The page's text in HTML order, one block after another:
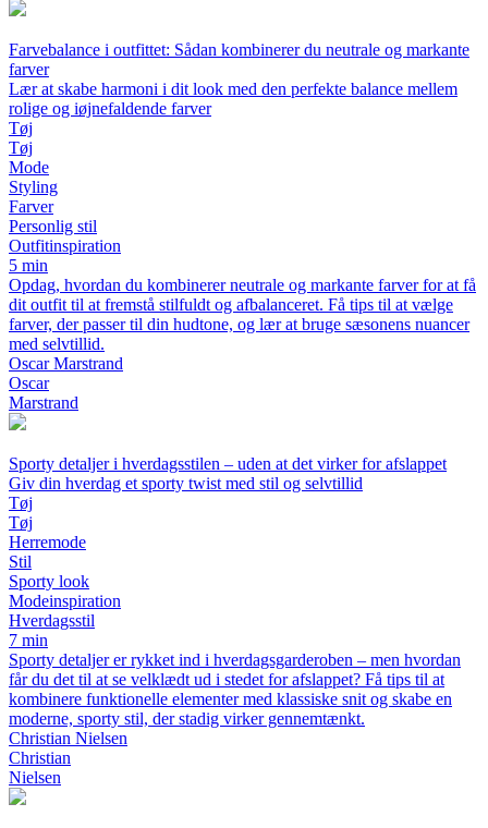
Farvebalance i outfittet: Sådan kombinerer du neutrale og markante
farver
Lær at skabe harmoni i dit look med den perfekte balance mellem
rolige og iøjnefaldende farver
Tøj
Tøj
Mode
Styling
Farver
Personlig stil
Outfitinspiration
5 min
Opdag, hvordan du kombinerer neutrale og markante farver for at få
dit outfit til at fremstå stilfuldt og afbalanceret. Få tips til at vælge
farver, der passer til din hudtone, og lær at bruge sæsonens nuancer
med selvtillid.
Oscar Marstrand
Oscar
Marstrand
Sporty detaljer i hverdagsstilen – uden at det virker for afslappet
Giv din hverdag et sporty twist med stil og selvtillid
Tøj
Tøj
Herremode
Stil
Sporty look
Modeinspiration
Hverdagsstil
7 min
Sporty detaljer er rykket ind i hverdagsgarderoben – men hvordan
får du det til at se velklædt ud i stedet for afslappet? Få tips til at
kombinere funktionelle elementer med klassiske snit og skabe en
moderne, sporty stil, der stadig virker gennemtænkt.
Christian Nielsen
Christian
Nielsen